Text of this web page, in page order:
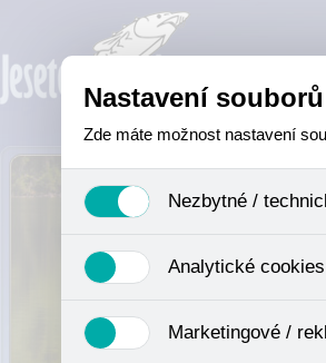
Nastavení
Zde máte možnost nastavení
Nezbytné /
se mimo jiné k ukládání produktů
není zapotřebí Váš souhlas a
Analytické cookies
nejedná o osobní údaje, protože
odkazy, prohlížené zboží apod.
Marketingové /